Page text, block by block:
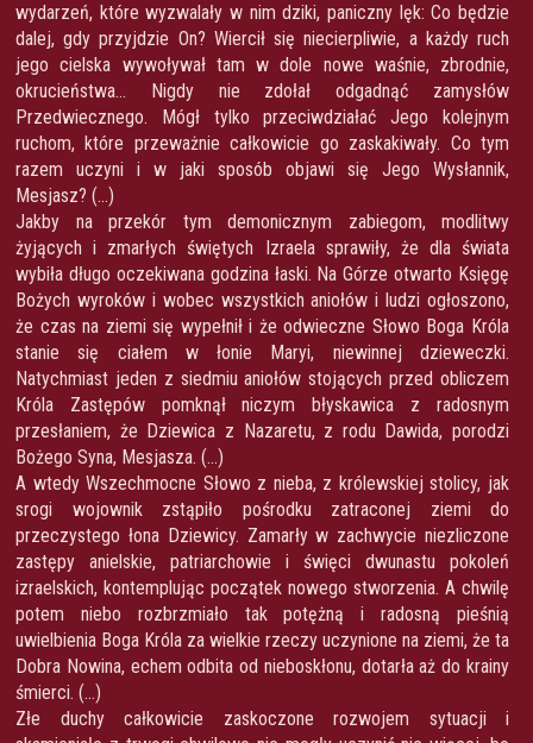
wydarzeń, które wyzwalały w nim dziki, paniczny lęk: Co będzie
dalej, gdy przyjdzie On? Wiercił się niecierpliwie, a każdy ruch
jego cielska wywoływał tam w dole nowe waśnie, zbrodnie,
okrucieństwa… Nigdy nie zdołał odgadnąć zamysłów
Przedwiecznego. Mógł tylko przeciwdziałać Jego kolejnym
ruchom, które przeważnie całkowicie go zaskakiwały. Co tym
razem uczyni i w jaki sposób objawi się Jego Wysłannik,
Mesjasz? (…)
Jakby na przekór tym demonicznym zabiegom, modlitwy
żyjących i zmarłych świętych Izraela sprawiły, że dla świata
wybiła długo oczekiwana godzina łaski. Na Górze otwarto Księgę
Bożych wyroków i wobec wszystkich aniołów i ludzi ogłoszono,
że czas na ziemi się wypełnił i że odwieczne Słowo Boga Króla
stanie się ciałem w łonie Maryi, niewinnej dzieweczki.
Natychmiast jeden z siedmiu aniołów stojących przed obliczem
Króla Zastępów pomknął niczym błyskawica z radosnym
przesłaniem, że Dziewica z Nazaretu, z rodu Dawida, porodzi
Bożego Syna, Mesjasza. (…)
A wtedy Wszechmocne Słowo z nieba, z królewskiej stolicy, jak
srogi wojownik zstąpiło pośrodku zatraconej ziemi do
przeczystego łona Dziewicy. Zamarły w zachwycie niezliczone
zastępy anielskie, patriarchowie i święci dwunastu pokoleń
izraelskich, kontemplując początek nowego stworzenia. A chwilę
potem niebo rozbrzmiało tak potężną i radosną pieśnią
uwielbienia Boga Króla za wielkie rzeczy uczynione na ziemi, że ta
Dobra Nowina, echem odbita od nieboskłonu, dotarła aż do krainy
śmierci. (…)
Złe duchy całkowicie zaskoczone rozwojem sytuacji i